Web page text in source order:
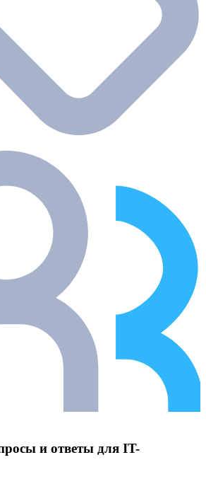
и ответы для IT-